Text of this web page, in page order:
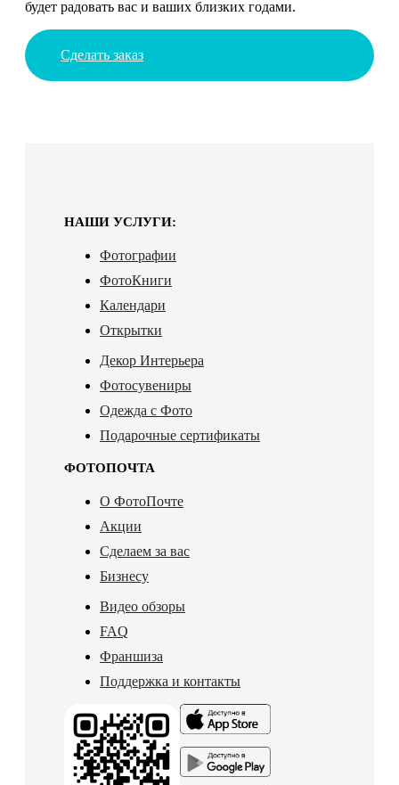
будет радовать вас и ваших близких годами.
Сделать заказ
НАШИ УСЛУГИ:
Фотографии
ФотоКниги
Календари
Открытки
Декор Интерьера
Фотосувениры
Одежда с Фото
Подарочные сертификаты
ФОТОПОЧТА
О ФотоПочте
Акции
Сделаем за вас
Бизнесу
Видео обзоры
FAQ
Франшиза
Поддержка и контакты